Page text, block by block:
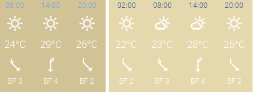
08:00
24°C
BF 3
14:00
29°C
BF 4
20:00
26°C
BF 2
02:00
22°C
BF 2
08:00
23°C
BF 3
14:00
28°C
BF 4
20:00
25°C
BF 2